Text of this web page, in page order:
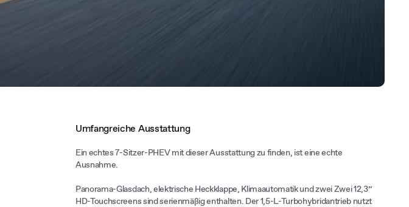
Umfangreiche Ausstattung
Ein echtes 7-Sitzer-PHEV mit dieser Ausstattung zu finden, ist eine echte
Ausnahme.
Panorama-Glasdach, elektrische Heckklappe, Klimaautomatik und zwei Zwei 12,3”
HD-Touchscreens sind serienmäßig enthalten. Der 1,5-L-Turbohybridantrieb nutzt